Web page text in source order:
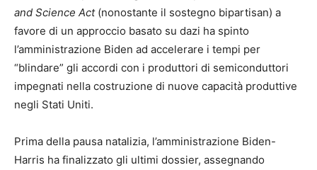
and Science Act(nonostante il sostegno bipartisan) a
favore di un approccio basato su dazi ha spinto
l’amministrazione Biden ad accelerare i tempi per
“blindare” gli accordi con i produttori di semiconduttori
impegnati nella costruzione di nuove capacità produttive
negli Stati Uniti.
Prima della pausa natalizia, l’amministrazione Biden-
Harris ha finalizzato gli ultimi dossier, assegnando